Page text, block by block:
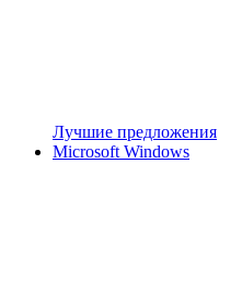
Лучшие предложения
Microsoft Windows